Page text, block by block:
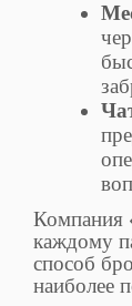
Компания
каждому
способ
наиболее